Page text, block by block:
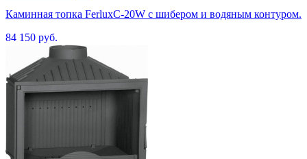
Каминная топка FerluxC-20W с шибером и водяным контуром.
84 150 руб.